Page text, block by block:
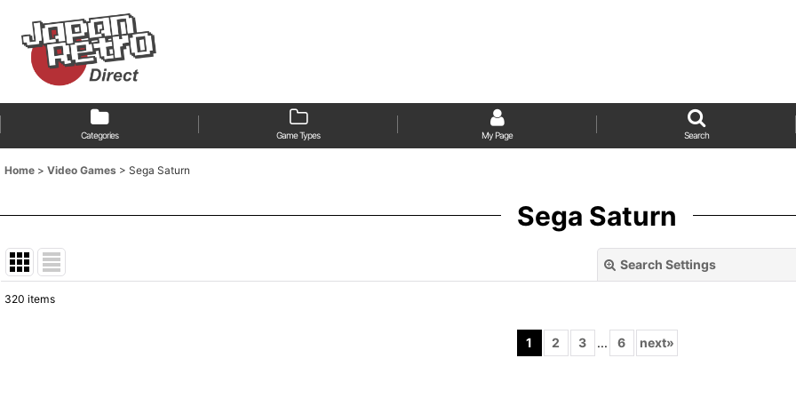
Categories Game Types My Page Search
Home > Video Games > Sega Saturn
Sega Saturn
Search Settings
320 items
1 2 3 ... 6 next»